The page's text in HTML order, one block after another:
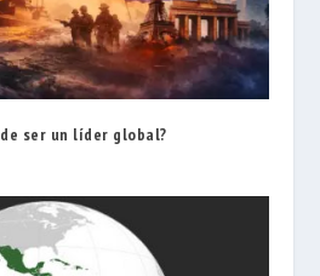
ser un líder global?